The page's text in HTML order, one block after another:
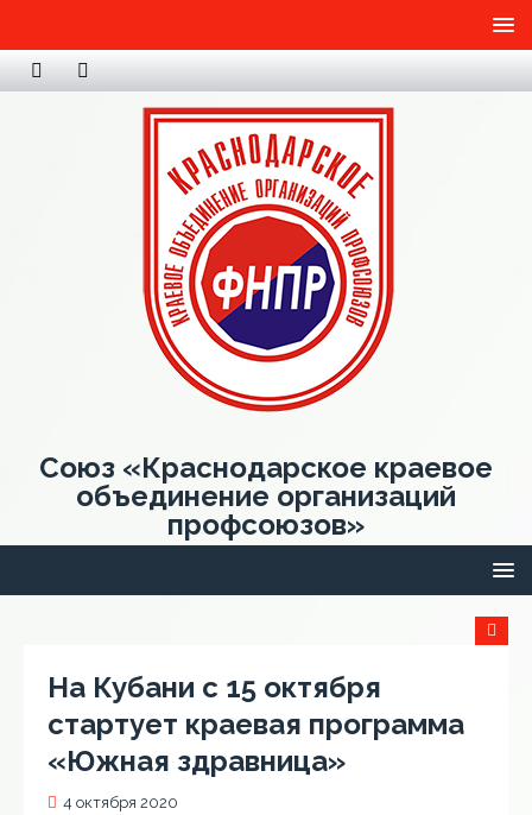
Союз «Краснодарское краевое
объединение организаций
профсоюзов»
На Кубани с 15 октября
стартует краевая программа
«Южная здравница»
4 октября 2020